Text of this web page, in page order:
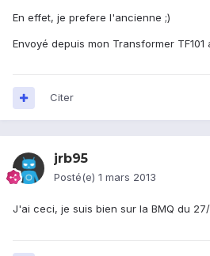
En effet, je prefere l'ancienne ;)
Envoyé depuis mon Transformer
Citer
jrb95
Posté(e) 1 mars 2013
J'ai ceci, je suis bien sur la BMQ du